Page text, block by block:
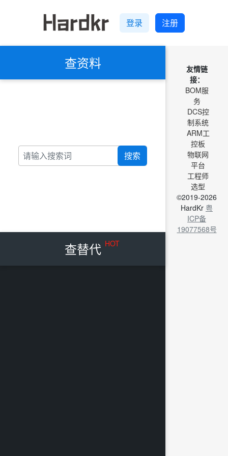
登录 注册
查资料
搜索
查替代 HOT
友情链
接：
BOM服
务
DCS控
制系统
ARM工
控板
物联网
平台
工程师
选型
©2019-2026
HardKr 粤
ICP备
19077568号